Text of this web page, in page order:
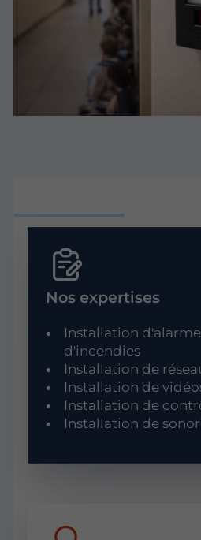
Nos expertises
Installation
d'incendies
Installation de
Installation de
Installation de
Installation de